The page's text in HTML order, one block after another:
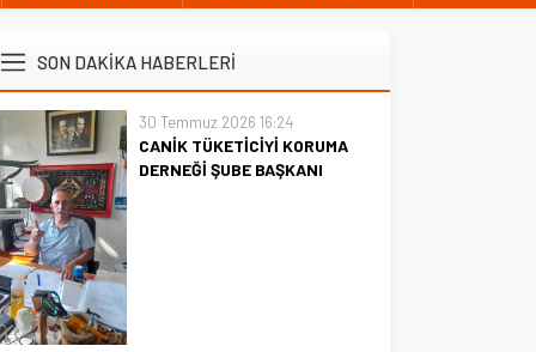
BİST
13.798,82
DOLAR
47,7025
SON DAKİKA HABERLERİ
30 Temmuz 2026 16:24
CANİK TÜKETİCİYİ KORUMA
DERNEĞİ ŞUBE BAŞKANI